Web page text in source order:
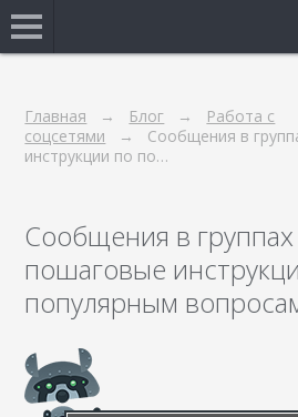
Главная Блог
Работа с
соцсетями
Сообщения в
инструкции по по…
Сообщения в
пошаговые
популярным